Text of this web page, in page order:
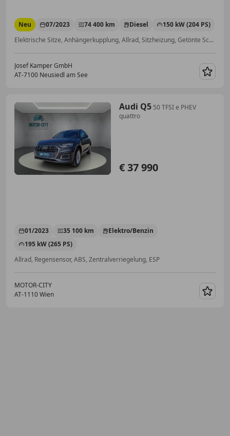
Neu 07/2023 74 400 km Diesel
150 kW (204 PS)
Elektrische Sitze, Anhängerkupplung, Allrad, Sitzheizung, Getönte Scheiben, Head-up display, Scheinwerferreinigung, Luftfederung
Josef Kamper GmbH
AT-7100 Neusiedl am See
Audi Q5 50 TFSI e PHEV
quattro
€ 37 990
01/2023 35 100 km
Elektro/Benzin
195 kW (265 PS)
Allrad, Regensensor, ABS, Zentralverriegelung, ESP
MOTOR-CITY
AT-1110 Wien